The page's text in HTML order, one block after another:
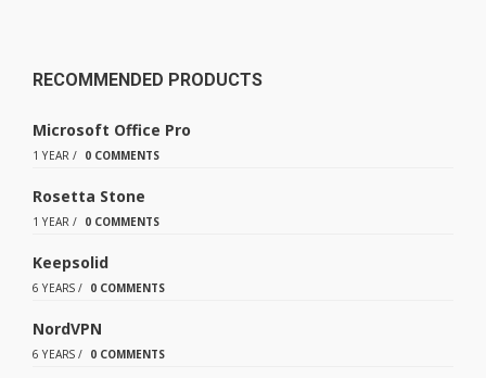
RECOMMENDED PRODUCTS
Microsoft Office Pro
1 YEAR / 0 COMMENTS
Rosetta Stone
1 YEAR / 0 COMMENTS
Keepsolid
6 YEARS / 0 COMMENTS
NordVPN
6 YEARS / 0 COMMENTS